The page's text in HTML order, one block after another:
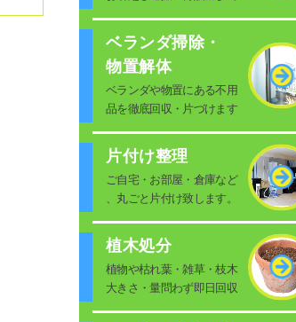
ベランダ掃除・
物置解体
ベランダや物置にある不用
品を徹底回収・片づけます
片付け整理
ご自宅・お部屋・倉庫など
、丸ごと片付け致します。
植木処分
植物や枯れ葉・雑草・枝木
大きさ・量問わず即日回収